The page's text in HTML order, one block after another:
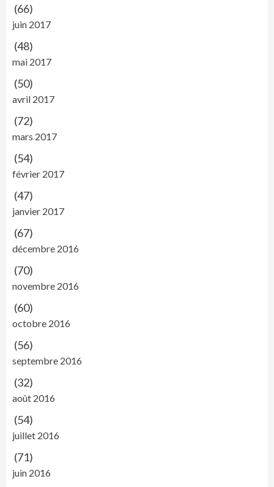
(66)
juin 2017
(48)
mai 2017
(50)
avril 2017
(72)
mars 2017
(54)
février 2017
(47)
janvier 2017
(67)
décembre 2016
(70)
novembre 2016
(60)
octobre 2016
(56)
septembre 2016
(32)
août 2016
(54)
juillet 2016
(71)
juin 2016